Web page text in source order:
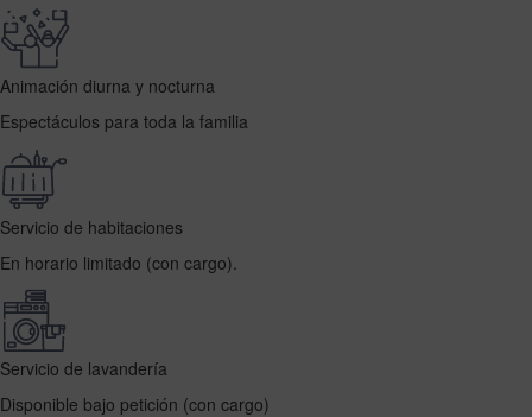
Animación diurna y nocturna
Espectáculos para toda la familia
Servicio de habitaciones
En horario limitado (con cargo).
Servicio de lavandería
Disponible bajo petición (con cargo)